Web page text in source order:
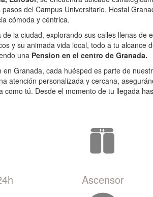
del Campus Universitario. Hostal
cómoda y céntrica.
la ciudad, explorando sus calles llenas de
y su animada vida local, todo a tu alcance
una Pension en el centro de Granada.
Granada, cada huésped es parte de
atención personalizada y cercana,
como tú. Desde el momento de tu llegada
Ascensor